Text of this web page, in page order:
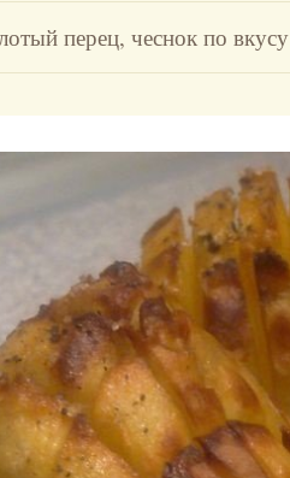
перец, чеснок по вкусу